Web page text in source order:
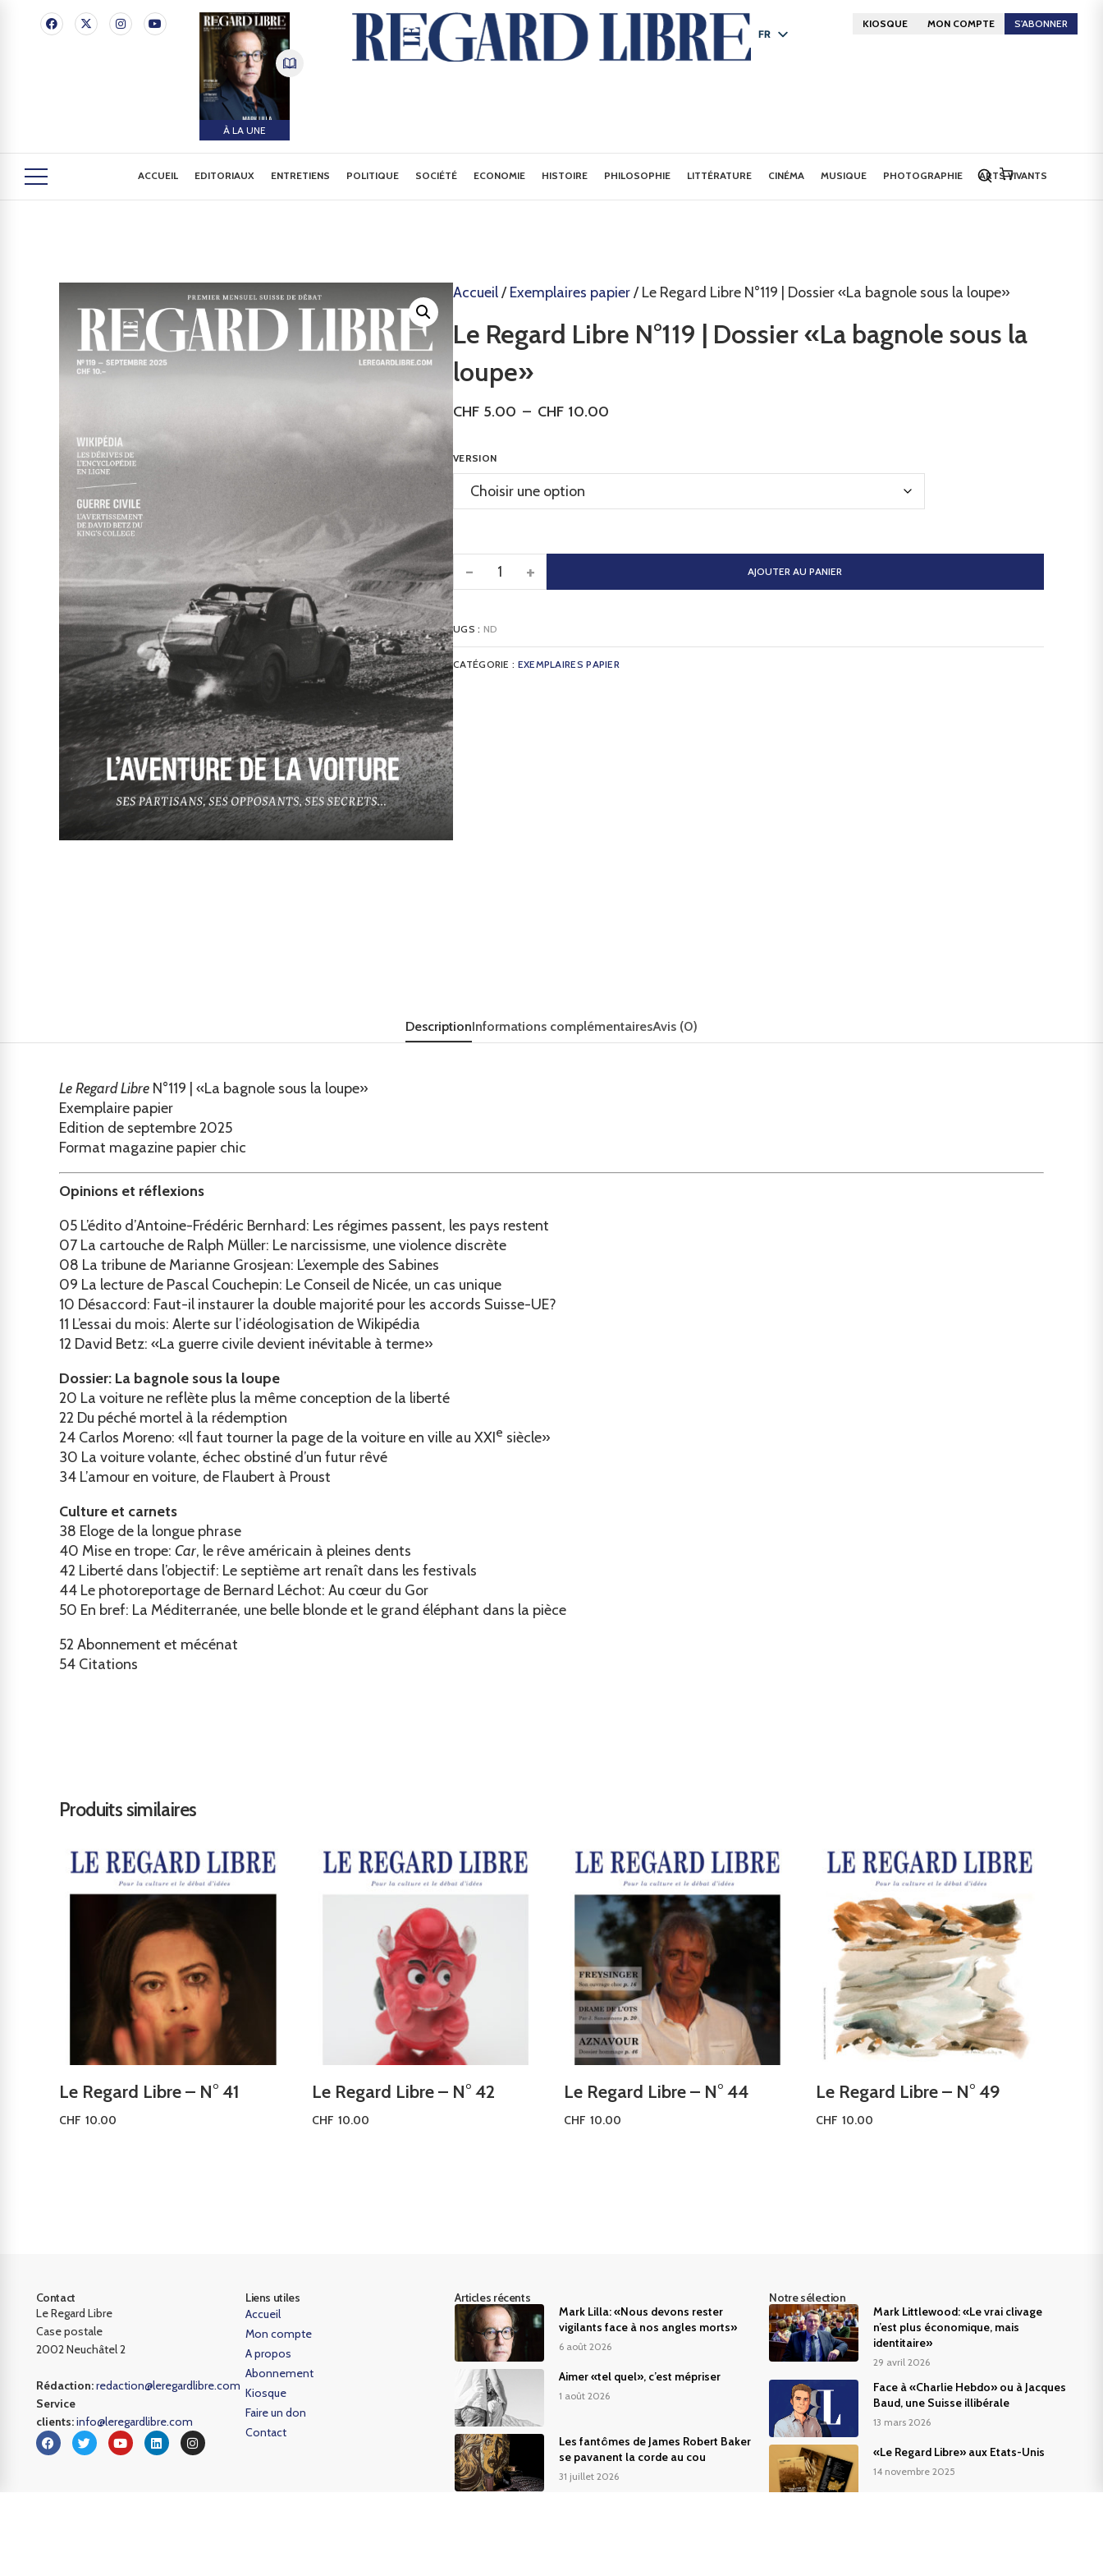
À LA UNE
FR
KIOSQUE MON COMPTE S'ABONNER
ACCUEIL EDITORIAUX ENTRETIENS POLITIQUE SOCIÉTÉ ECONOMIE HISTOIRE PHILOSOPHIE LITTÉRATURE CINÉMA MUSIQUE PHOTOGRAPHIE ARTS VIVANTS
Accueil/Exemplaires papier/ Le Regard Libre N°119 | Dossier «La bagnole sous la loupe»
Le Regard Libre N°119 | Dossier «La bagnole sous la
loupe»
CHF 5.00 – CHF 10.00
VERSION
+
- AJOUTER AU PANIER
UGS : ND
CATÉGORIE : EXEMPLAIRES PAPIER
DescriptionInformations complémentairesAvis (0)
Le Regard Libre N°119 | «La bagnole sous la loupe»
Exemplaire papier
Edition de septembre 2025
Format magazine papier chic
Opinions et réflexions
05 L’édito d’Antoine-Frédéric Bernhard: Les régimes passent, les pays restent
07 La cartouche de Ralph Müller: Le narcissisme, une violence discrète
08 La tribune de Marianne Grosjean: L’exemple des Sabines
09 La lecture de Pascal Couchepin: Le Conseil de Nicée, un cas unique
10 Désaccord: Faut-il instaurer la double majorité pour les accords Suisse-UE?
11 L’essai du mois: Alerte sur l’idéologisation de Wikipédia
12 David Betz: «La guerre civile devient inévitable à terme»
Dossier: La bagnole sous la loupe
20 La voiture ne reflète plus la même conception de la liberté
22 Du péché mortel à la rédemption
24 Carlos Moreno: «Il faut tourner la page de la voiture en ville au XXIe siècle»
30 La voiture volante, échec obstiné d’un futur rêvé
34 L’amour en voiture, de Flaubert à Proust
Culture et carnets
38 Eloge de la longue phrase
40 Mise en trope:Car, le rêve américain à pleines dents
42 Liberté dans l’objectif: Le septième art renaît dans les festivals
44 Le photoreportage de Bernard Léchot: Au cœur du Gor
50 En bref: La Méditerranée, une belle blonde et le grand éléphant dans la pièce
52 Abonnement et mécénat
54 Citations
Produits similaires
Le Regard Libre – N° 41
CHF 10.00
Le Regard Libre – N° 42
CHF 10.00
Le Regard Libre – N° 44
CHF 10.00
Le Regard Libre – N° 49
CHF 10.00
Contact
Le Regard Libre
Case postale
2002 Neuchâtel 2
Rédaction:redaction@leregardlibre.com
Service
clients:info@leregardlibre.com
Liens utiles
Accueil
Mon compte
A propos
Abonnement
Kiosque
Faire un don
Contact
Articles récents
Mark Lilla: «Nous devons rester
vigilants face à nos angles morts»
6 août 2026
Aimer «tel quel», c’est mépriser
1 août 2026
Les fantômes de James Robert Baker
se pavanent la corde au cou
31 juillet 2026
Notre sélection
Mark Littlewood: «Le vrai clivage
n’est plus économique, mais
identitaire»
29 avril 2026
Face à «Charlie Hebdo» ou à Jacques
Baud, une Suisse illibérale
13 mars 2026
«Le Regard Libre» aux Etats-Unis
14 novembre 2025